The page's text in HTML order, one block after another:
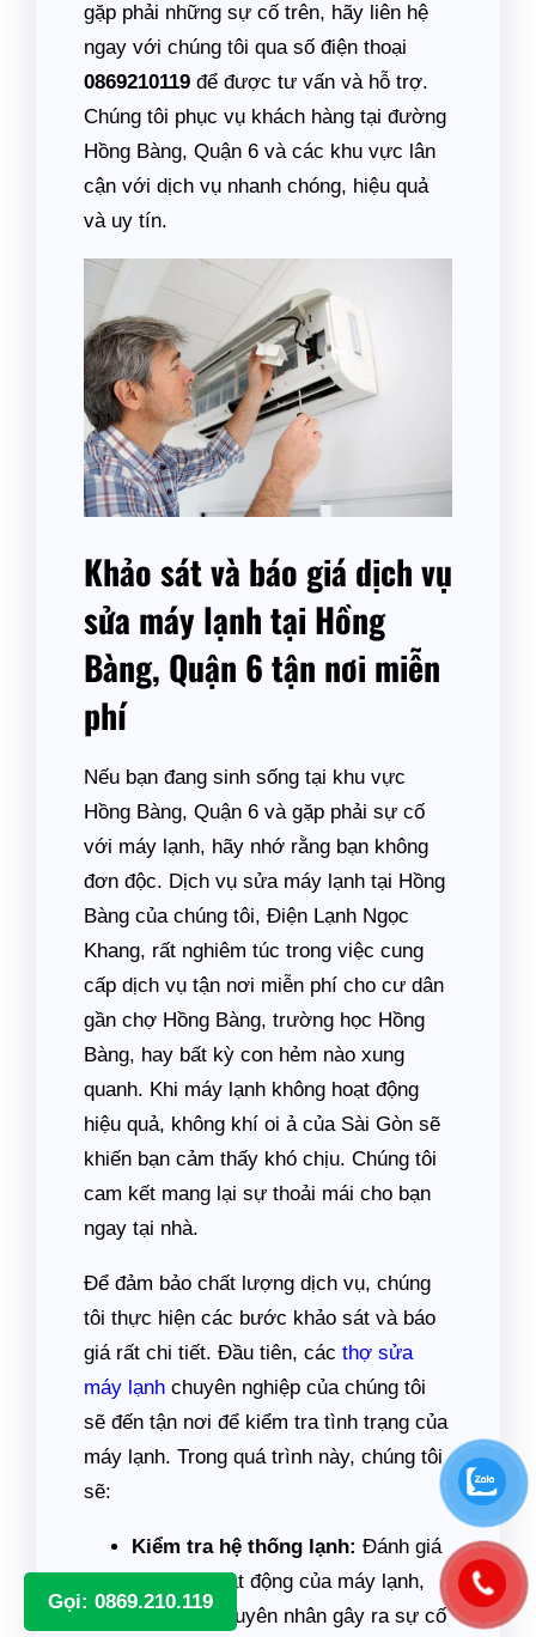
Gọi: 0869.210.119
gặp phải những sự cố trên, hãy liên hệ
ngay với chúng tôi qua số điện thoại
0869210119 để được tư vấn và hỗ trợ.
Chúng tôi phục vụ khách hàng tại đường
Hồng Bàng, Quận 6 và các khu vực lân
cận với dịch vụ nhanh chóng, hiệu quả
và uy tín.
Khảo sát và báo giá dịch vụ
sửa máy lạnh tại Hồng
Bàng, Quận 6 tận nơi miễn
phí
Nếu bạn đang sinh sống tại khu vực
Hồng Bàng, Quận 6 và gặp phải sự cố
với máy lạnh, hãy nhớ rằng bạn không
đơn độc. Dịch vụ sửa máy lạnh tại Hồng
Bàng của chúng tôi, Điện Lạnh Ngọc
Khang, rất nghiêm túc trong việc cung
cấp dịch vụ tận nơi miễn phí cho cư dân
gần chợ Hồng Bàng, trường học Hồng
Bàng, hay bất kỳ con hẻm nào xung
quanh. Khi máy lạnh không hoạt động
hiệu quả, không khí oi ả của Sài Gòn sẽ
khiến bạn cảm thấy khó chịu. Chúng tôi
cam kết mang lại sự thoải mái cho bạn
ngay tại nhà.
Để đảm bảo chất lượng dịch vụ, chúng
tôi thực hiện các bước khảo sát và báo
giá rất chi tiết. Đầu tiên, các thợ sửa
máy lạnh chuyên nghiệp của chúng tôi
sẽ đến tận nơi để kiểm tra tình trạng của
máy lạnh. Trong quá trình này, chúng tôi
sẽ:
Kiểm tra hệ thống lạnh: Đánh giá
mức độ hoạt động của máy lạnh,
xác định nguyên nhân gây ra sự cố